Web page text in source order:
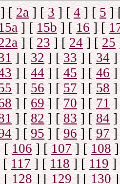
[2а] [3] [4] [5]
] [15b] [16] [
] [23] [24] [25
] [32] [33] [34]
] [44] [45] [46]
] [56] [57] [58]
] [69] [70] [71]
] [82] [83] [84]
] [95] [96] [97]
[ 106] [107] [108]
[117] [118] [119]
[128] [129] [130]